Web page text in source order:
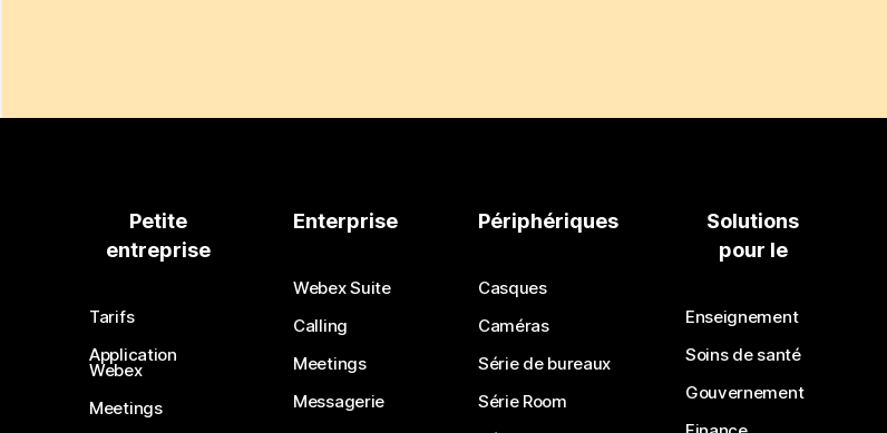
Petite
entreprise
Tarifs
Application
Webex
Meetings
Enterprise
Webex Suite
Calling
Meetings
Messagerie
Périphériques
Casques
Caméras
Série de bureaux
Série Room
Solutions
pour le
Enseignement
Soins de santé
Gouvernement